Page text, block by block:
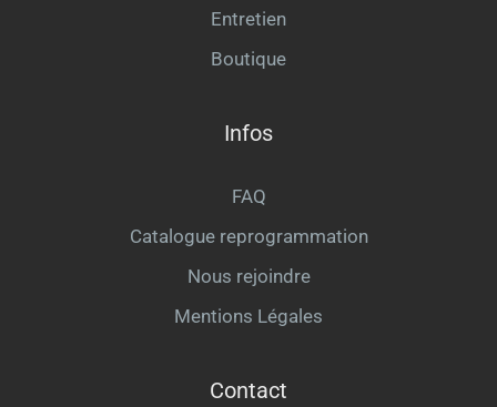
Entretien
Boutique
Infos
FAQ
Catalogue reprogrammation
Nous rejoindre
Mentions Légales
Contact